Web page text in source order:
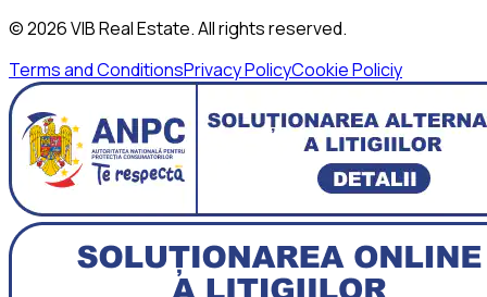
©2026VIB Real Estate. All rights reserved.
Terms and ConditionsPrivacy PolicyCookie Policiy